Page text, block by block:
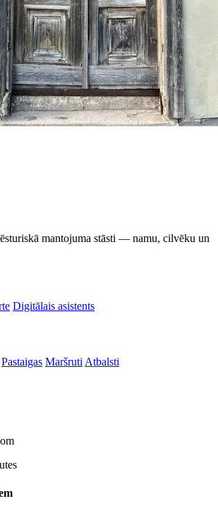
mantojuma stāsti — namu, cilvēku un
Digitālais asistents
Pastaigas Maršruti Atbalsti